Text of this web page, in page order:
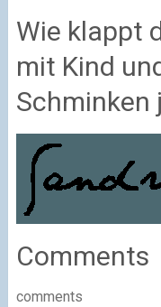
Wie klappt
mit Kind
Schminken
Comments
comments